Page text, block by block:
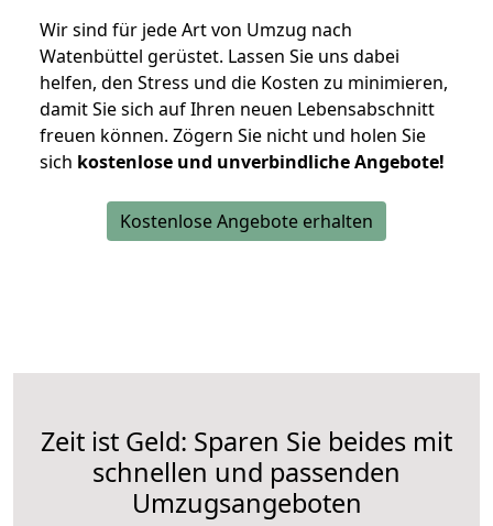
Wir sind für jede Art von Umzug nach
Watenbüttel gerüstet. Lassen Sie uns dabei
helfen, den Stress und die Kosten zu minimieren,
damit Sie sich auf Ihren neuen Lebensabschnitt
freuen können. Zögern Sie nicht und holen Sie
sich kostenlose und unverbindliche Angebote!
Kostenlose Angebote erhalten
Zeit ist Geld: Sparen Sie beides mit
schnellen und passenden
Umzugsangeboten